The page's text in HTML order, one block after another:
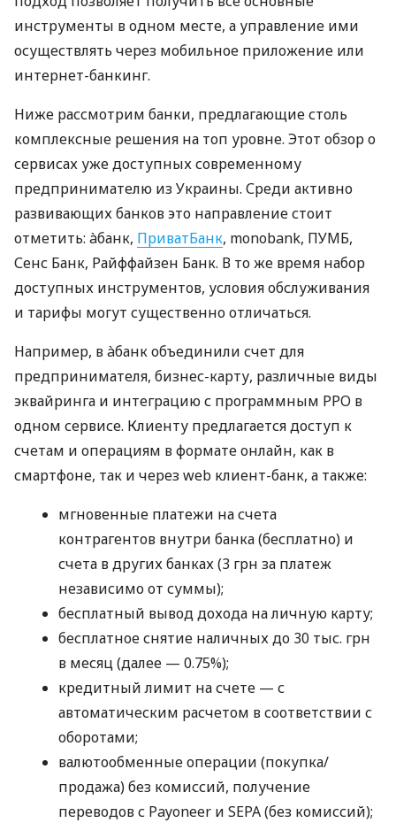
инструменты в одном месте, а управление ими
осуществлять через мобильное приложение или
интернет-банкинг.
Ниже рассмотрим банки, предлагающие столь
комплексные решения на топ уровне. Этот обзор о
сервисах уже доступных современному
предпринимателю из Украины. Среди активно
развивающих банков это направление стоит
отметить: àбанк, ПриватБанк, monobank, ПУМБ,
Сенс Банк, Райффайзен Банк. В то же время набор
доступных инструментов, условия обслуживания
и тарифы могут существенно отличаться.
Например, в àбанк объединили счет для
предпринимателя, бизнес-карту, различные виды
эквайринга и интеграцию с программным РРО в
одном сервисе. Клиенту предлагается доступ к
счетам и операциям в формате онлайн, как в
смартфоне, так и через web клиент-банк, а также:
мгновенные платежи на счета
контрагентов внутри банка (бесплатно) и
счета в других банках (3 грн за платеж
независимо от суммы);
бесплатный вывод дохода на личную карту;
бесплатное снятие наличных до 30 тыс. грн
в месяц (далее — 0.75%);
кредитный лимит на счете — с
автоматическим расчетом в соответствии с
оборотами;
валютообменные операции (покупка/
продажа) без комиссий, получение
переводов с Payoneer и SEPA (без комиссий);